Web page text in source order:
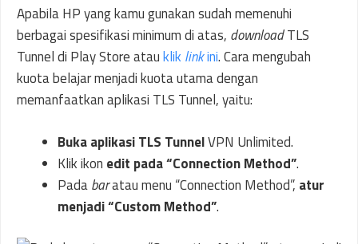
Apabila HP yang kamu gunakan sudah memenuhi
berbagai spesifikasi minimum di atas, downloadTLS
Tunnel di Play Store atauklik linkini. Cara mengubah
kuota belajar menjadi kuota utama dengan
memanfaatkan aplikasi TLS Tunnel, yaitu:
Buka aplikasi TLS TunnelVPN Unlimited.
Klik ikon edit pada “Connection Method”.
Padabaratau menu “Connection Method”, atur
menjadi “Custom Method”.